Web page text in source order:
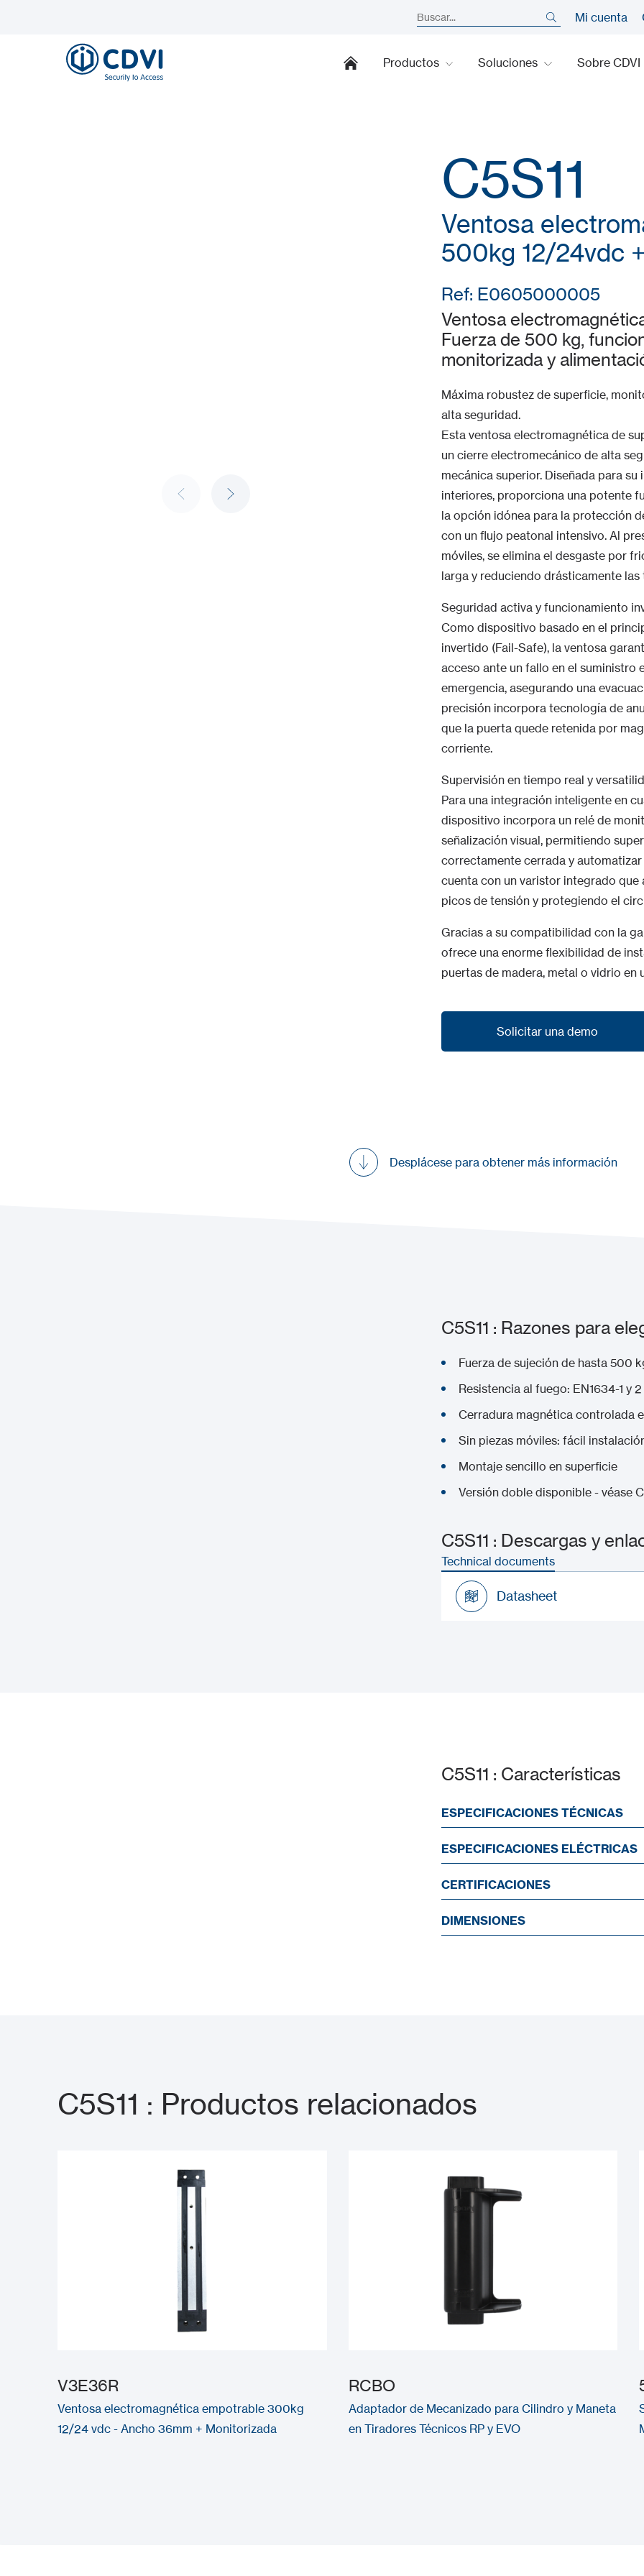
Mi cuenta
Productos Soluciones Sobre CDVI
C5S11
Ventosa
500kg 12/24vdc
Ref: E0605000005
Ventosa
Fuerza de 500 kg,
monitorizada y
Máxima robustez de superficie,
alta seguridad.
Esta ventosa electromagnética de
un cierre electromecánico de alta
mecánica superior. Diseñada para
interiores, proporciona una potente
la opción idónea para la protección
con un flujo peatonal intensivo. Al
móviles, se elimina el desgaste por
larga y reduciendo drásticamente
Seguridad activa y funcionamiento
Como dispositivo basado en el
invertido (Fail-Safe), la ventosa
acceso ante un fallo en el suministro
emergencia, asegurando una
precisión incorpora tecnología de
que la puerta quede retenida por
corriente.
Supervisión en tiempo real y
Para una integración inteligente en
dispositivo incorpora un relé de
señalización visual, permitiendo
correctamente cerrada y
cuenta con un varistor integrado
picos de tensión y protegiendo el
Gracias a su compatibilidad con la
ofrece una enorme flexibilidad de
puertas de madera, metal o vidrio
Solicitar una demo
Desplácese para obtener más información
C5S11 : Razones para
Fuerza de sujeción de hasta 500
Resistencia al fuego: EN1634-1 y
Cerradura magnética controlada
Sin piezas móviles: fácil
Montaje sencillo en superficie
Versión doble disponible - véase
C5S11 : Descargas y
Technical documents
Datasheet
C5S11 : Características
ESPECIFICACIONES TÉCNICAS
ESPECIFICACIONES ELÉCTRICAS
CERTIFICACIONES
DIMENSIONES
C5S11 : Productos relacionados
V3E36R
Ventosa electromagnética empotrable 300kg
12/24 vdc - Ancho 36mm + Monitorizada
RCBO
Adaptador de Mecanizado para Cilindro y Maneta
en Tiradores Técnicos RP y EVO